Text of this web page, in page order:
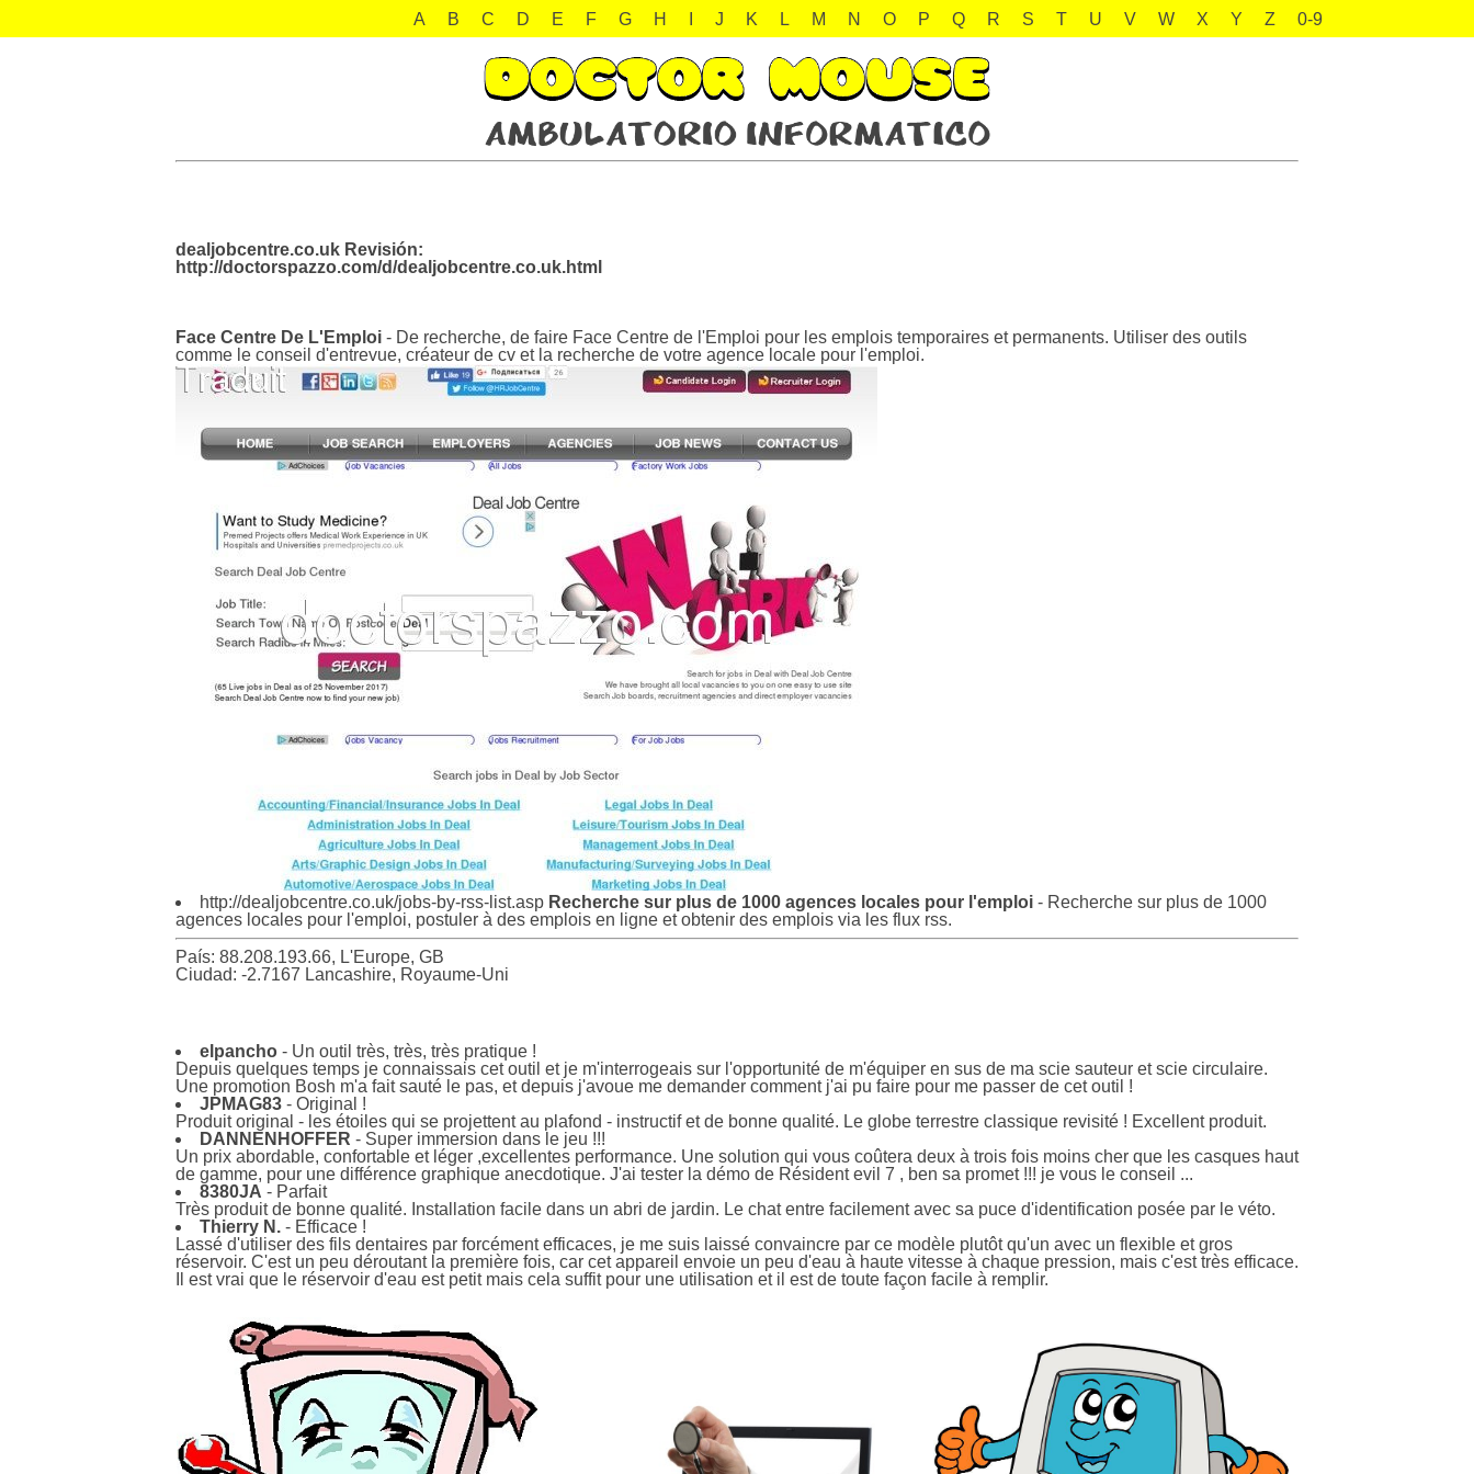
A B C D E F G H J K L M N O P Q R S T U V W X Y Z 0-9
dealjobcentre.co.uk Revisión:
http://doctorspazzo.com/d/dealjobcentre.co.uk.html
Face Centre De L'Emploi - De recherche, de faire Face Centre de l'Emploi pour les emplois temporaires et permanents. Utiliser des outils
comme le conseil d'entrevue, créateur de cv et la recherche de votre agence locale pour l'emploi.
http://dealjobcentre.co.uk/jobs-by-rss-list.asp Recherche sur plus de 1000 agences locales pour l'emploi - Recherche sur plus de 1000
agences locales pour l'emploi, postuler à des emplois en ligne et obtenir des emplois via les flux rss.
País: 88.208.193.66, L'Europe, GB
Ciudad: -2.7167 Lancashire, Royaume-Uni
elpancho - Un outil très, très, très pratique !
Depuis quelques temps je connaissais cet outil et je m'interrogeais sur l'opportunité de m'équiper en sus de ma scie sauteur et scie circulaire.
Une promotion Bosh m'a fait sauté le pas, et depuis j'avoue me demander comment j'ai pu faire pour me passer de cet outil !
JPMAG83 - Original !
Produit original - les étoiles qui se projettent au plafond - instructif et de bonne qualité. Le globe terrestre classique revisité ! Excellent produit.
DANNENHOFFER - Super immersion dans le jeu !!!
Un prix abordable, confortable et léger ,excellentes performance. Une solution qui vous coûtera deux à trois fois moins cher que les casques haut
de gamme, pour une différence graphique anecdotique. J'ai tester la démo de Résident evil 7 , ben sa promet !!! je vous le conseil ...
8380JA - Parfait
Très produit de bonne qualité. Installation facile dans un abri de jardin. Le chat entre facilement avec sa puce d'identification posée par le véto.
Thierry N. - Efficace !
Lassé d'utiliser des fils dentaires par forcément efficaces, je me suis laissé convaincre par ce modèle plutôt qu'un avec un flexible et gros
réservoir. C'est un peu déroutant la première fois, car cet appareil envoie un peu d'eau à haute vitesse à chaque pression, mais c'est très efficace.
Il est vrai que le réservoir d'eau est petit mais cela suffit pour une utilisation et il est de toute façon facile à remplir.